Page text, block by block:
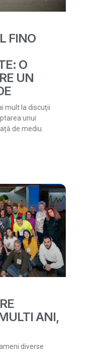
FINO
O
UN
mult la discuții
unui
de mediu.
ANI,
diverse